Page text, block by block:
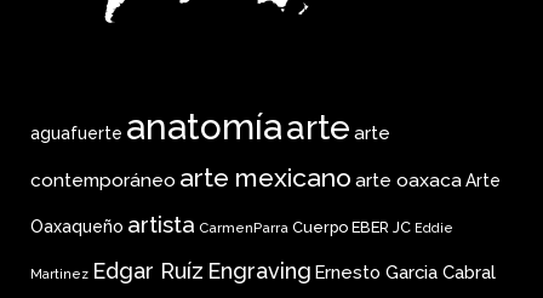
aguafuerte anatomíaarte arte
contemporáneo arte mexicano arte oaxacaArte
Oaxaqueño artista CarmenParra Cuerpo EBER JC Eddie
Martinez Edgar Ruíz Engraving Ernesto Garcia Cabral